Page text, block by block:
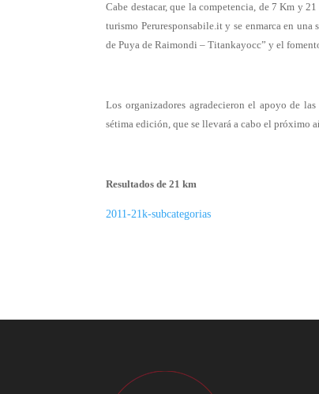
Cabe destacar, que la competencia, de 7 Km y
turismo Peruresponsabile.it y se enmarca en
de Puya de Raimondi – Titankayocc” y el
Los organizadores agradecieron el apoyo de
sétima edición, que se llevará a cabo el próximo
Resultados de 21 km
2011-21k-subcategorias